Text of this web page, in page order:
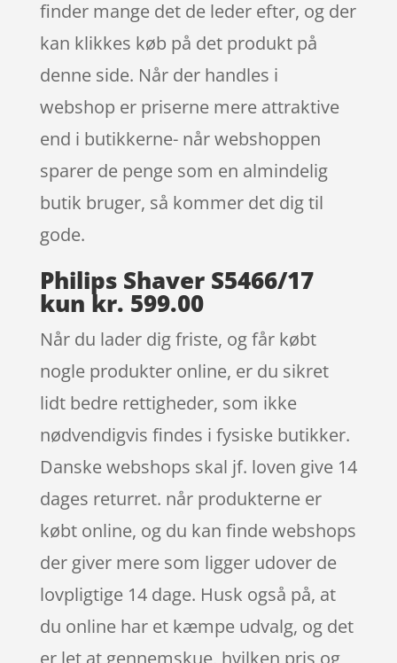
finder mange det de leder efter, og der
kan klikkes køb på det produkt på
denne side. Når der handles i
webshop er priserne mere attraktive
end i butikkerne- når webshoppen
sparer de penge som en almindelig
butik bruger, så kommer det dig til
gode.
Philips Shaver S5466/17
kun kr. 599.00
Når du lader dig friste, og får købt
nogle produkter online, er du sikret
lidt bedre rettigheder, som ikke
nødvendigvis findes i fysiske butikker.
Danske webshops skal jf. loven give 14
dages returret. når produkterne er
købt online, og du kan finde webshops
der giver mere som ligger udover de
lovpligtige 14 dage. Husk også på, at
du online har et kæmpe udvalg, og det
er let at gennemskue, hvilken pris og